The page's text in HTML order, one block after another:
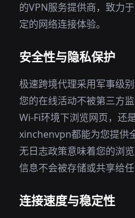
的VPN服务提供商，致力
定的网络连接体验。
安全性与隐私保护
极速跨境代理采用军事级
您的在线活动不被第三方
Wi-Fi环境下浏览网页，还
xinchenvpn都能为您提供
无日志政策意味着您的浏
信息不会被存储或共享给任
连接速度与稳定性